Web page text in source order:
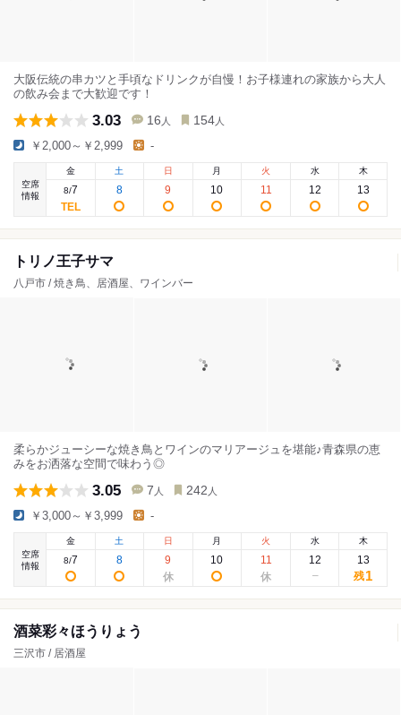
大阪伝統の串カツと手頃なドリンクが自慢！お子様連れの家族から大人
の飲み会まで大歓迎です！
3.03 16 人 154 人
￥2,000～￥2,999 -
空席
情報
金
8/7
土
8
日
9
月
10
火
11
水
12
木
13
トリノ王子サマ
八戸市 / 焼き鳥、居酒屋、ワインバー
柔らかジューシーな焼き鳥とワインのマリアージュを堪能♪青森県の恵
みをお洒落な空間で味わう◎
3.05 7 人 242 人
￥3,000～￥3,999 -
空席
情報
金
8/7
土
8
日
9
月
10
火
11
水
12
木
13
残1
酒菜彩々ほうりょう
三沢市 / 居酒屋